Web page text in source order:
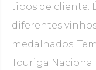
tipos de cliente.
diferentes
medalhados.
Touriga